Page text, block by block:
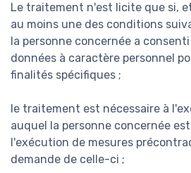
Le traitement n'est licite que si,
au moins une des conditions
la personne concernée a
données à caractère personnel
finalités spécifiques ;
le traitement est nécessaire à
auquel la personne concernée
l'exécution de mesures
demande de celle-ci ;